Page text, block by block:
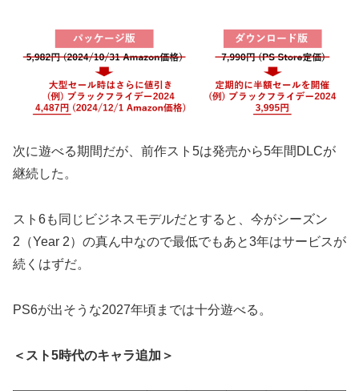
次に遊べる期間だが、前作スト5は発売から5年間DLCが
継続した。
スト6も同じビジネスモデルだとすると、今がシーズン
2（Year 2）の真ん中なので最低でもあと3年はサービスが
続くはずだ。
PS6が出そうな2027年頃までは十分遊べる。
＜スト5時代のキャラ追加＞